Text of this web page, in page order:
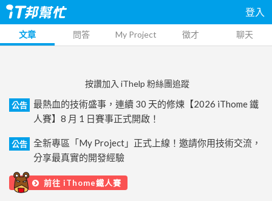
登入
文章 問答 My Project 徵才 聊天
按讚加入 iThelp 粉絲團追蹤
公告
最熱血的技術盛事，連續 30 天的修煉【2026 iThome 鐵
人賽】8 月 1 日賽事正式開啟！
公告
全新專區「My Project」正式上線！邀請你用技術交流，
分享最真實的開發經驗
前往 iThome鐵人賽